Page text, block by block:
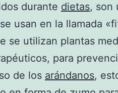
durante dietas, son
usan en la llamada
se utilizan plantas
para
de los arándanos,